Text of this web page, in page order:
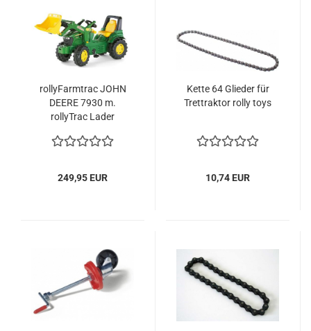
rollyFarmtrac JOHN
DEERE 7930 m.
rollyTrac Lader
249,95 EUR
Kette 64 Glieder für
Trettraktor rolly toys
10,74 EUR